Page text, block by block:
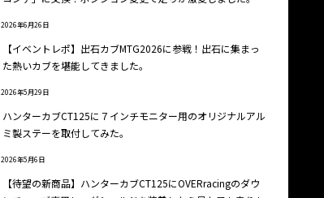
2026年6月26日
【イベントレポ】出石カブMTG2026に参戦！出石に集まっ
た熱いカブを堪能してきました。
2026年5月29日
ハンターカブCT125に７インチモニター用のオリジナルアル
ミ製ステーを取付してみた。
2026年5月6日
【待望の新商品】ハンターカブCT125にOVERracingのダウ